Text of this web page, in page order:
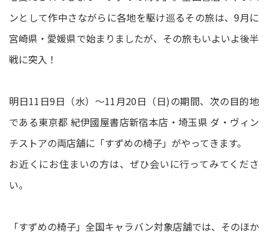
ンとして作中さながらに各地を駆け巡るその旅は、9月に
宮崎県・愛媛県で始まりましたが、その旅もいよいよ後半
戦に突入！
明日11日9日（水）～11月20日（日)の期間、次の目的地
である東京都 紀伊國屋書店新宿本店・埼玉県 ダ・ヴィン
チストアの両店舗に「すずめの椅子」がやってきます。
お近くにお住まいの方は、ぜひ会いに行ってみてくださ
い。
「すずめの椅子」全国キャラバン対象店舗では、そのほか